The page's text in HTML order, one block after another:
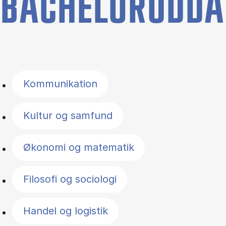
Kommunikation
Kultur og samfund
Økonomi og matematik
Filosofi og sociologi
Handel og logistik